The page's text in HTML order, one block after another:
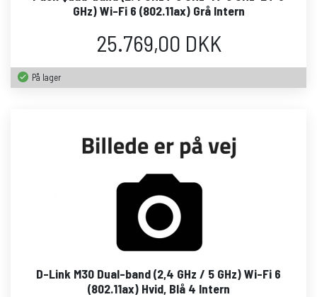
GHz) Wi-Fi 6 (802.11ax) Grå Intern
25.769,00 DKK
På lager
D-Link M30 Dual-band (2,4 GHz / 5 GHz) Wi-Fi 6
(802.11ax) Hvid, Blå 4 Intern